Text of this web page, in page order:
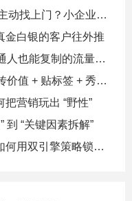
在偷偷用的3个低成本引流逻辑
金白银的客户往外推
也能复制的流量密码
标签 + 秀实力 + 给体验
营销玩出 “野性”
到 “关键因素拆解”
策略锁定客户终身价值